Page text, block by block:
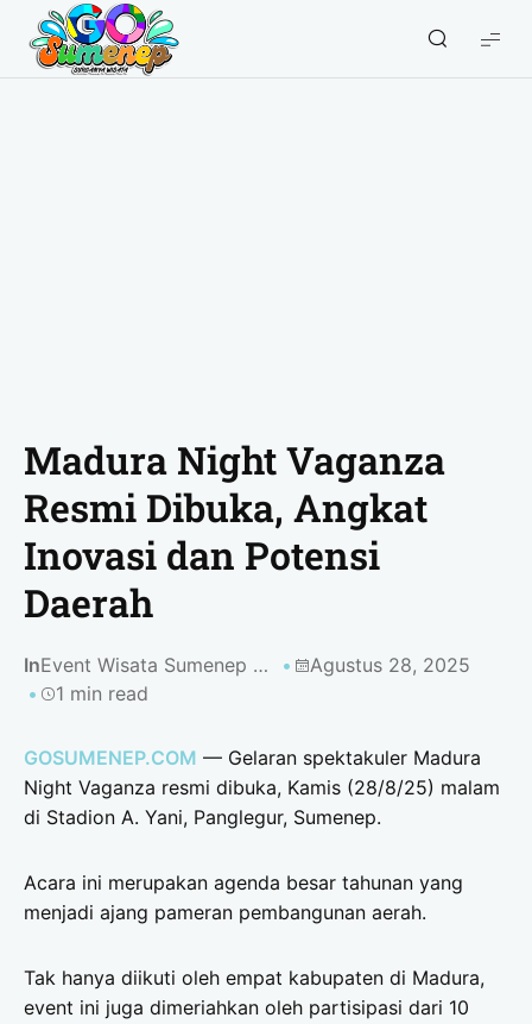
GO
Sumenep
Madura Night Vaganza
Resmi Dibuka, Angkat
Inovasi dan Potensi
Daerah
In Event Wisata Sumenep 2025
Agustus 28, 2025
1 min read
GOSUMENEP.COM — Gelaran spektakuler Madura
Night Vaganza resmi dibuka, Kamis (28/8/25) malam
di Stadion A. Yani, Panglegur, Sumenep.
Acara ini merupakan agenda besar tahunan yang
menjadi ajang pameran pembangunan aerah.
Tak hanya diikuti oleh empat kabupaten di Madura,
event ini juga dimeriahkan oleh partisipasi dari 10